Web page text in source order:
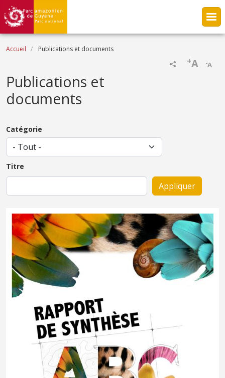
Aller au contenu principal
Fil d'Ariane
Accueil Publications et documents
-A
+A
Publications et
documents
Catégorie
Titre